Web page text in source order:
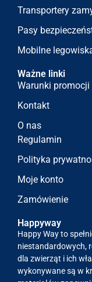
Transportery
Pasy
Mobilne
Ważne linki
Warunki promocji
Kontakt
O nas
Regulamin
Polityka
Moje konto
Zamówienie
Happyway
Happy Way to
niestandardowych,
dla zwierząt i ich
wykonywane są w